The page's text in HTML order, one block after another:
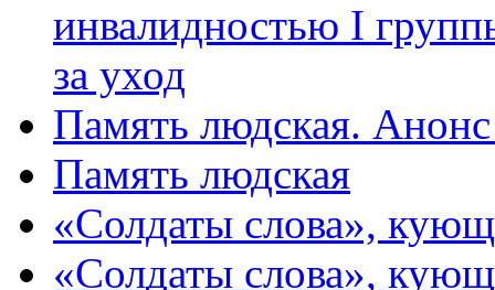
инвалидностью I
за уход
Память людская.
Память людская
«Солдаты слова»,
«Солдаты слова»,